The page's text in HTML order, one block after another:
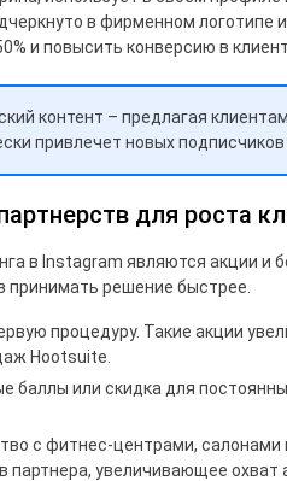
в фирменном логотипе
и повысить конверсию в
контент – предлагая
привлечет новых подписчиков
для роста
в Instagram являются акции и
принимать решение быстрее.
процедуру. Такие акции
Hootsuite.
баллы или скидка для
с фитнес-центрами, салонами
увеличивающее охват